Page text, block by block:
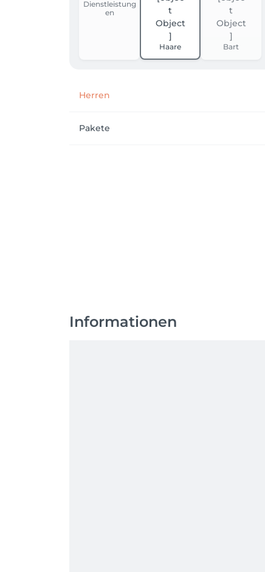
Dienstleistung
en
Haare Bart
Herren
Pakete
Informationen